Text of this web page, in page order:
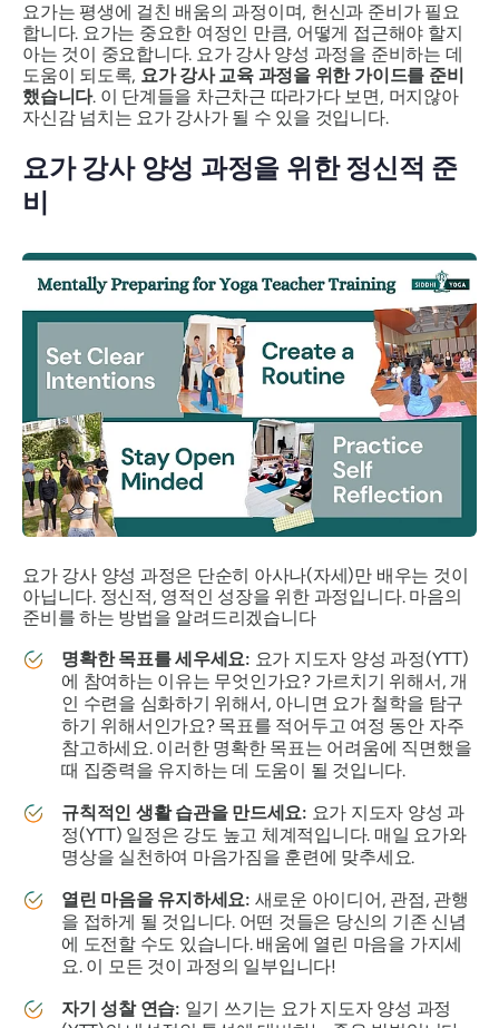
요가는 평생에 걸친 배움의 과정이며, 헌신과 준비가 필요
합니다. 요가는 중요한 여정인 만큼, 어떻게 접근해야 할지
아는 것이 중요합니다. 요가 강사 양성 과정을 준비하는 데
도움이 되도록, 요가 강사 교육 과정을 위한 가이드를 준비
했습니다. 이 단계들을 차근차근 따라가다 보면, 머지않아
자신감 넘치는 요가 강사가 될 수 있을 것입니다.
요가 강사 양성 과정을 위한 정신적 준
비
요가 강사 양성 과정은 단순히 아사나(자세)만 배우는 것이
아닙니다. 정신적, 영적인 성장을 위한 과정입니다. 마음의
준비를 하는 방법을 알려드리겠습니다
명확한 목표를 세우세요: 요가 지도자 양성 과정(YTT)
에 참여하는 이유는 무엇인가요? 가르치기 위해서, 개
인 수련을 심화하기 위해서, 아니면 요가 철학을 탐구
하기 위해서인가요? 목표를 적어두고 여정 동안 자주
참고하세요. 이러한 명확한 목표는 어려움에 직면했을
때 집중력을 유지하는 데 도움이 될 것입니다.
규칙적인 생활 습관을 만드세요: 요가 지도자 양성 과
정(YTT) 일정은 강도 높고 체계적입니다. 매일 요가와
명상을 실천하여 마음가짐을 훈련에 맞추세요.
열린 마음을 유지하세요: 새로운 아이디어, 관점, 관행
을 접하게 될 것입니다. 어떤 것들은 당신의 기존 신념
에 도전할 수도 있습니다. 배움에 열린 마음을 가지세
요. 이 모든 것이 과정의 일부입니다!
자기 성찰 연습: 일기 쓰기는 요가 지도자 양성 과정